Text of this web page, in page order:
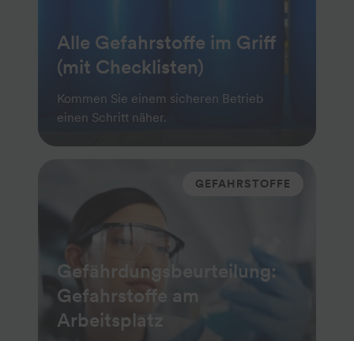
Alle Gefahrstoffe im Griff
(mit Checklisten)
Kommen Sie einem sicheren Betrieb
einen Schritt näher.
GEFAHRSTOFFE
Gefährdungsbeurteilung:
Gefahrstoffe am
Arbeitsplatz